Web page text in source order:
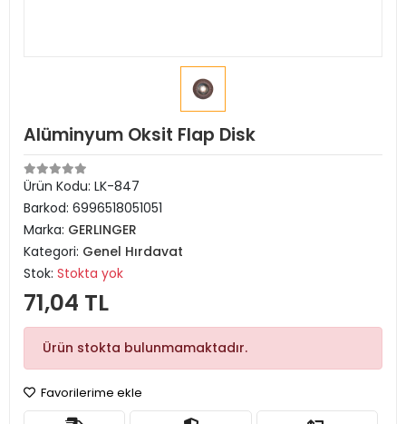
Alüminyum Oksit Flap Disk
Ürün Kodu: LK-847
Barkod: 6996518051051
Marka: GERLINGER
Kategori: Genel Hırdavat
Stok: Stokta yok
71,04 TL
Ürün stokta bulunmamaktadır.
Favorilerime ekle